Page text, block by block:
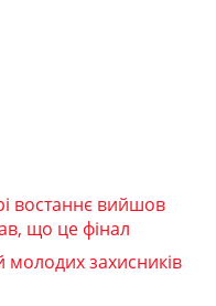
востаннє вийшов
що це фінал
молодих захисників